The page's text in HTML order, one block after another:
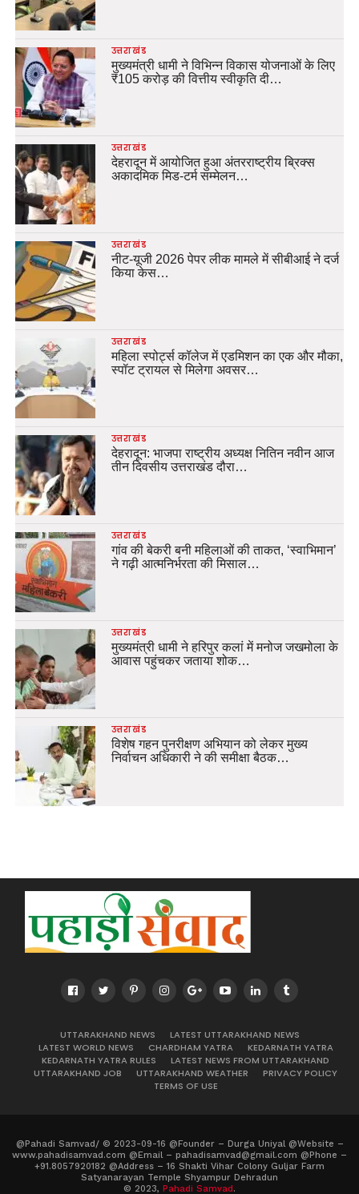
उत्तराखंड
मुख्यमंत्री धामी ने विभिन्न विकास योजनाओं के लिए
₹105 करोड़ की वित्तीय स्वीकृति दी…
उत्तराखंड
देहरादून में आयोजित हुआ अंतरराष्ट्रीय ब्रिक्स
अकादमिक मिड-टर्म सम्मेलन…
उत्तराखंड
नीट-यूजी 2026 पेपर लीक मामले में सीबीआई ने दर्ज
किया केस…
उत्तराखंड
महिला स्पोर्ट्स कॉलेज में एडमिशन का एक और मौका,
स्पॉट ट्रायल से मिलेगा अवसर…
उत्तराखंड
देहरादून: भाजपा राष्ट्रीय अध्यक्ष नितिन नवीन आज
तीन दिवसीय उत्तराखंड दौरा…
उत्तराखंड
गांव की बेकरी बनी महिलाओं की ताकत, ‘स्वाभिमान’
ने गढ़ी आत्मनिर्भरता की मिसाल…
उत्तराखंड
मुख्यमंत्री धामी ने हरिपुर कलां में मनोज जखमोला के
आवास पहुंचकर जताया शोक…
उत्तराखंड
विशेष गहन पुनरीक्षण अभियान को लेकर मुख्य
निर्वाचन अधिकारी ने की समीक्षा बैठक…
UTTARAKHAND NEWS
LATEST UTTARAKHAND NEWS
LATEST WORLD NEWS
CHARDHAM YATRA
KEDARNATH YATRA
KEDARNATH YATRA RULES
LATEST NEWS FROM UTTARAKHAND
UTTARAKHAND JOB
UTTARAKHAND WEATHER
PRIVACY POLICY
TERMS OF USE
@Pahadi Samvad/ © 2023-09-16 @Founder – Durga Uniyal @Website –
www.pahadisamvad.com @Email – pahadisamvad@gmail.com @Phone –
+91.8057920182 @Address – 16 Shakti Vihar Colony Guljar Farm
Satyanarayan Temple Shyampur Dehradun
© 2023, Pahadi Samvad.